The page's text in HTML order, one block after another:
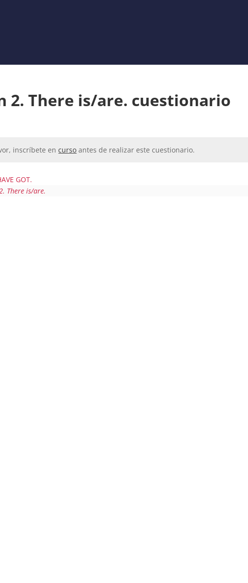
2. There is/are. cuestionario
inscríbete encurso antes de realizar este cuestionario.
GOT.
There is/are.